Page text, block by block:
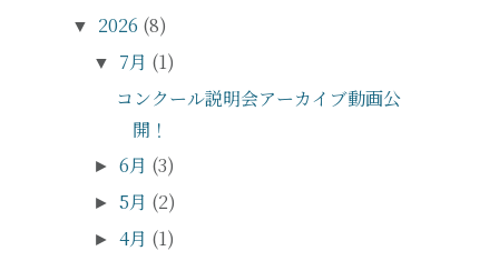
▼ 2026 (8)
▼ 7月 (1)
コンクール説明会アーカイブ動画公
開！
►6月 (3)
►5月 (2)
►4月 (1)